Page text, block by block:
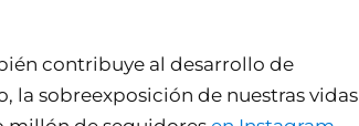
contribuye al desarrollo de
la sobreexposición de nuestras vidas